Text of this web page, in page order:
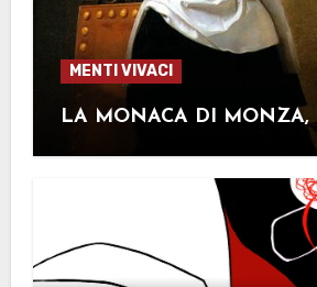
MENTI VIVACI
LA MONACA DI MONZA,